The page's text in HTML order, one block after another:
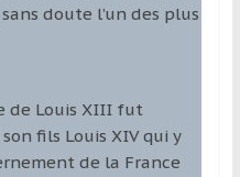
doute l’un des plus
de Louis XIII fut
fils Louis XIV qui y
de la France